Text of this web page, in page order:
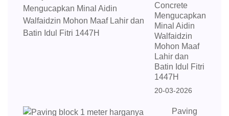
Concrete
Mengucapkan
Minal Aidin
Walfaidzin
Mohon Maaf
Lahir dan
Batin Idul Fitri
1447H
20-03-2026
Paving